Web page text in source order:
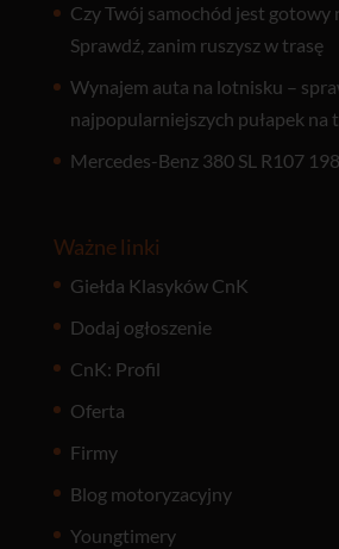
Czy Twój samochód jest gotowy
Sprawdź, zanim ruszysz w trasę
Wynajem auta na lotnisku –
najpopularniejszych pułapek na
Mercedes-Benz 380 SL R107
Ważne linki
Giełda Klasyków CnK
Dodaj ogłoszenie
CnK: Profil
Oferta
Firmy
Blog motoryzacyjny
Youngtimery